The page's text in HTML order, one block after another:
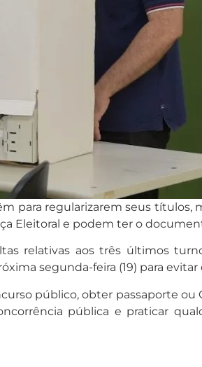
para regularizarem seus títulos,
Eleitoral e podem ter o
relativas aos três últimos
segunda-feira (19) para
público, obter passaporte ou
pública e praticar